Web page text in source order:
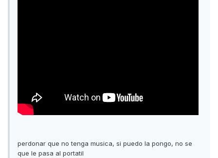
perdonar que no tenga musica, si puedo la pongo, no se
que le pasa al portatil